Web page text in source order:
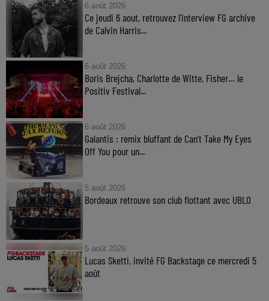
6 août 2026
Ce jeudi 6 aout, retrouvez l'interview FG archive
de Calvin Harris...
6 août 2026
Boris Brejcha, Charlotte de Witte, Fisher… le
Positiv Festival...
6 août 2026
Galantis : remix bluffant de Can’t Take My Eyes
Off You pour un...
5 août 2026
Bordeaux retrouve son club flottant avec UBLO
5 août 2026
Lucas Sketti, invité FG Backstage ce mercredi 5
août